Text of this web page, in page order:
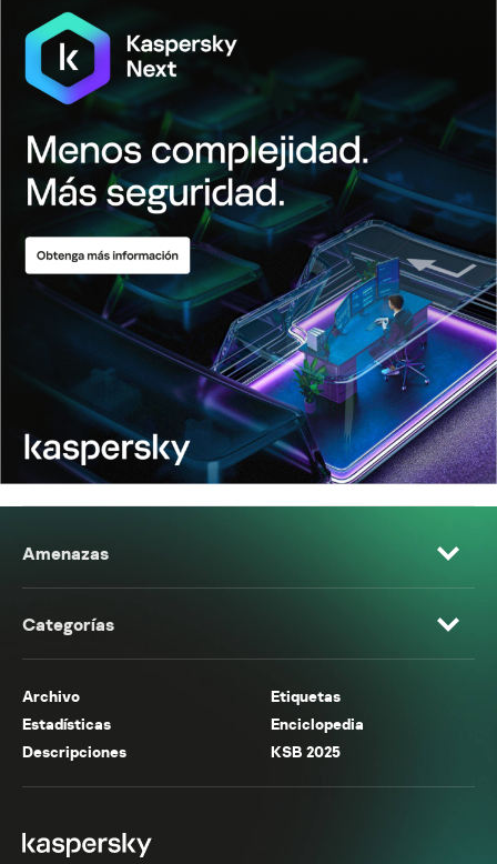
Amenazas
Categorías
Archivo
Etiquetas
Estadísticas
Enciclopedia
Descripciones
KSB 2025